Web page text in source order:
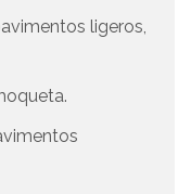
ligeros,